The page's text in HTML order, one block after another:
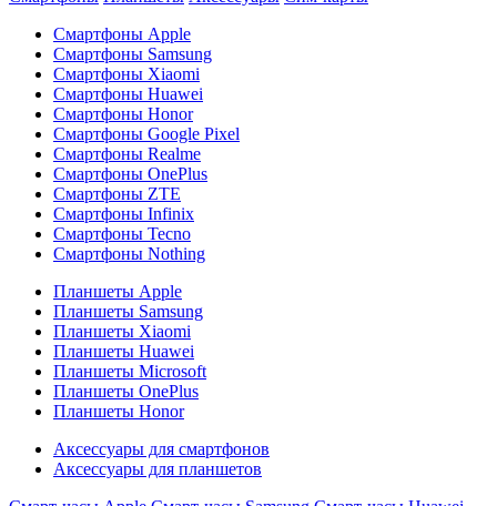
Смартфоны Apple
Смартфоны Samsung
Смартфоны Xiaomi
Смартфоны Huawei
Смартфоны Honor
Смартфоны Google Pixel
Смартфоны Realme
Смартфоны OnePlus
Смартфоны ZTE
Смартфоны Infinix
Смартфоны Tecno
Смартфоны Nothing
Планшеты Apple
Планшеты Samsung
Планшеты Xiaomi
Планшеты Huawei
Планшеты Microsoft
Планшеты OnePlus
Планшеты Honor
Аксессуары для смартфонов
Аксессуары для планшетов